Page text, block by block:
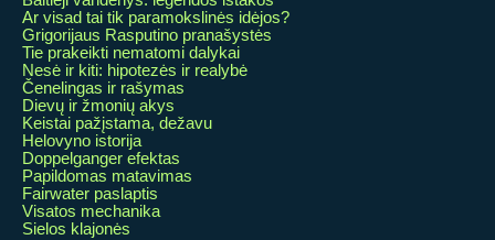
Ar visad tai tik paramokslinės idėjos?
Grigorijaus Rasputino pranašystės
Tie prakeikti nematomi dalykai
Nesė ir kiti: hipotezės ir realybė
Čenelingas ir rašymas
Dievų ir žmonių akys
Keistai pažįstama, dežavu
Helovyno istorija
Doppelganger efektas
Papildomas matavimas
Fairwater paslaptis
Visatos mechanika
Sielos klajonės